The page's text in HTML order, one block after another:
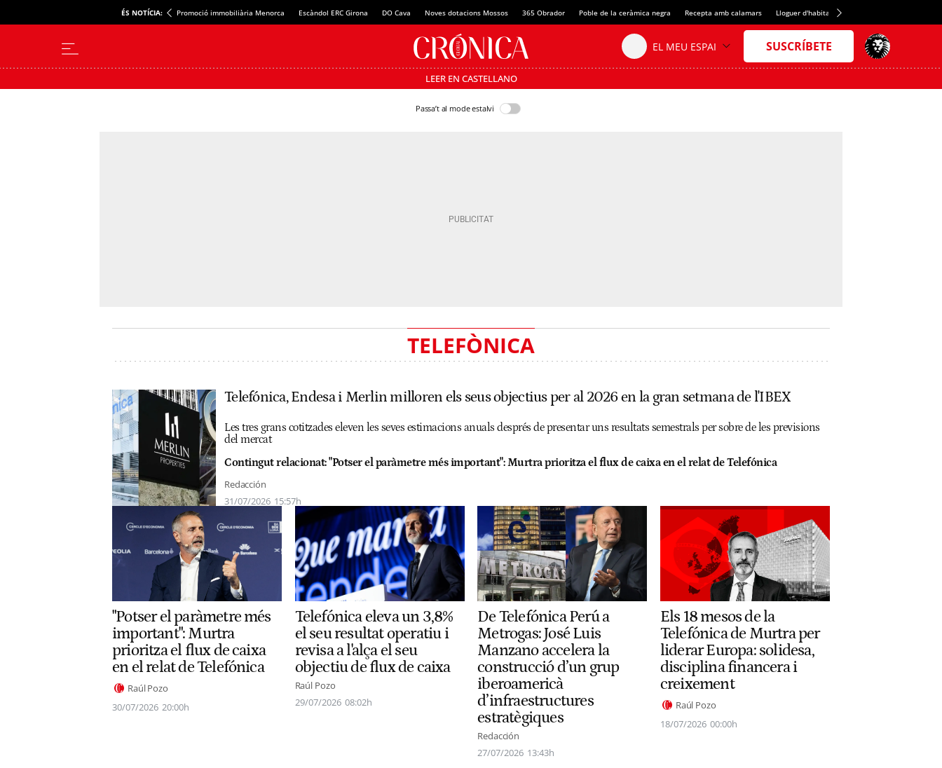
ÉS NOTÍCIA: Promoció immobiliària Menorca Escàndol ERC Girona DO Cava Noves dotacions Mossos 365 Obrador Poble de la ceràmica negra Recepta amb calamars Lloguer d'habitacions a Espanya
LEER EN CASTELLANO
Passa’t al mode estalvi
TELEFÒNICA
Telefónica, Endesa i Merlin milloren els seus objectius per al 2026 en la gran setmana de l'IBEX
Les tres grans cotitzades eleven les seves estimacions anuals després de presentar uns resultats semestrals per sobre de les previsions
del mercat
Contingut relacionat:"Potser el paràmetre més important": Murtra prioritza el flux de caixa en el relat de Telefónica
Redacción
31/07/2026 15:57h
"Potser el paràmetre més
important": Murtra
prioritza el flux de caixa
en el relat de Telefónica
Raúl Pozo
30/07/2026 20:00h
Telefónica eleva un 3,8%
el seu resultat operatiu i
revisa a l'alça el seu
objectiu de flux de caixa
Raúl Pozo
29/07/2026 08:02h
De Telefónica Perú a
Metrogas: José Luis
Manzano accelera la
construcció d’un grup
iberoamericà
d’infraestructures
estratègiques
Redacción
27/07/2026 13:43h
Els 18 mesos de la
Telefónica de Murtra per
liderar Europa: solidesa,
disciplina financera i
creixement
Raúl Pozo
18/07/2026 00:00h